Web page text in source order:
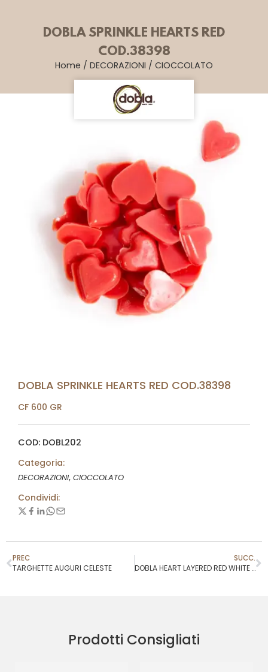
DOBLA SPRINKLE HEARTS RED
COD.38398
Home / DECORAZIONI / CIOCCOLATO
DOBLA SPRINKLE HEARTS RED COD.38398
CF 600 GR
COD: DOBL202
Categoria:
DECORAZIONI, CIOCCOLATO
Condividi:
PREC
TARGHETTE AUGURI CELESTE
SUCC.
DOBLA HEART LAYERED RED WHITE COD.79097
Prodotti Consigliati